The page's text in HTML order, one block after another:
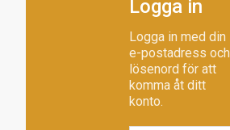
Logga in
Logga in med din
e-postadress och
lösenord för att
komma åt ditt
konto.